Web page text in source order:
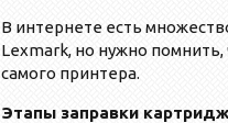
В интернете есть
Lexmark, но нужно
самого принтера.
Этапы заправки